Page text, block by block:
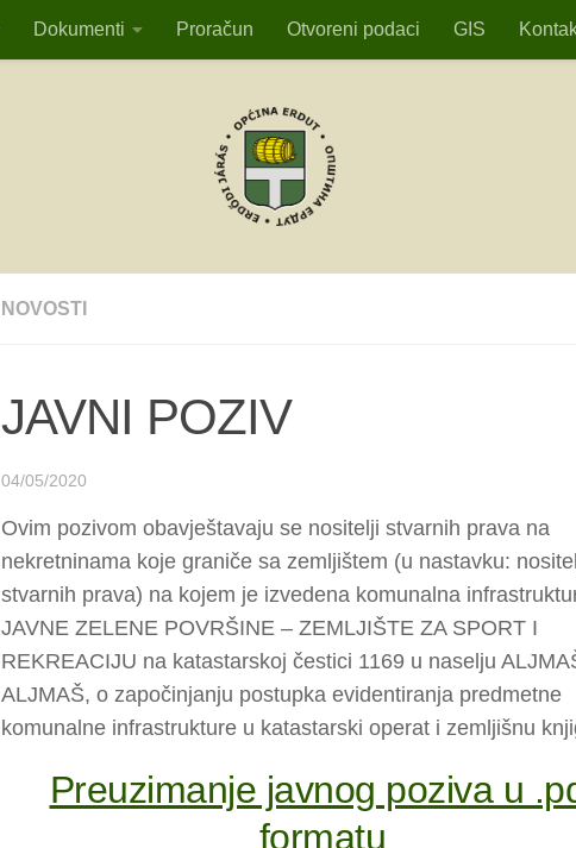
Dokumenti Proračun Otvoreni podaci GIS
NOVOSTI
JAVNI POZIV
04/05/2020
Ovim pozivom obavještavaju se nositelji stvarnih prava na
nekretninama koje graniče sa zemljištem (u nastavku:
stvarnih prava) na kojem je izvedena komunalna
JAVNE ZELENE POVRŠINE – ZEMLJIŠTE ZA SPORT I
REKREACIJU na katastarskoj čestici 1169 u naselju
ALJMAŠ, o započinjanju postupka evidentiranja predmetne
komunalne infrastrukture u katastarski operat i zemljišnu
Preuzimanje javnog poziva u
formatu